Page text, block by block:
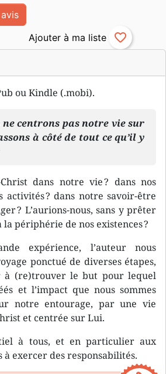
ou Kindle (.mobi).
ne centrons pas notre vie sur
à côté de tout ce qu’il y
dans notre vie ? dans nos
activités ? dans notre savoir-être
? L’aurions-nous, sans y prêter
périphérie de nos existences ?
expérience, l’auteur nous
ponctué de diverses étapes,
à (re)trouver le but pour lequel
et l’impact que nous sommes
notre entourage, par une vie
et centrée sur Lui.
à tous, et en particulier aux
à exercer des responsabilités.
favorite_border